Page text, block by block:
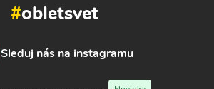
#obletsvet
Sleduj nás na instagramu